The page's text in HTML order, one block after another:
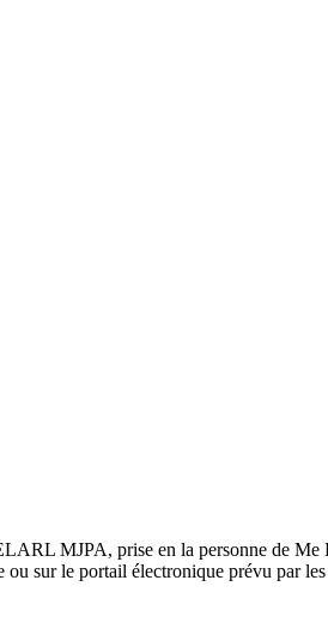
MJPA, prise en la personne de
ou sur le portail électronique prévu par